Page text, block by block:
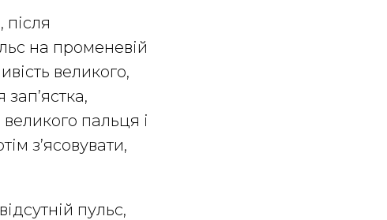
на променевій
великого,
зап’ястка,
пальця і
з’ясовувати,
пульс,